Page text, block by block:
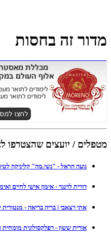
מדור זה בחסות
מטפלים / יועצים שהצטרפו
נועה הראל - "נשי.מה" קליניקה
דורית לוינגר - אימון אישי לחיים
אתי רצאבי | בריה בריאה - מנטורית
אורית ששון - רפלקסולוגית